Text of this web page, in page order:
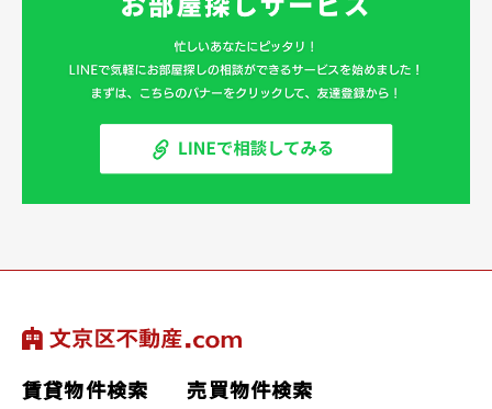
賃貸物件検索
売買物件検索